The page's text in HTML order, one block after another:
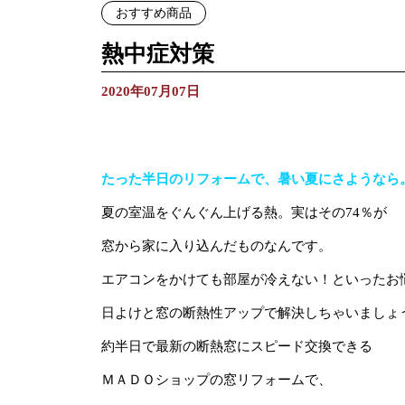
おすすめ商品
熱中症対策
2020年07月07日
たった半日のリフォームで、暑い夏にさようなら。
夏の室温をぐんぐん上げる熱。実はその74％が
窓から家に入り込んだものなんです。
エアコンをかけても部屋が冷えない！といったお
日よけと窓の断熱性アップで解決しちゃいましょ
約半日で最新の断熱窓にスピード交換できる
ＭＡＤＯショップの窓リフォームで、